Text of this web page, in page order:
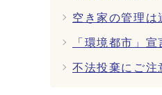
空き家の管理は
「環境都市」宣
不法投棄にご注